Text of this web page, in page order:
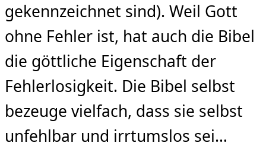
gekennzeichnet sind). Weil Gott
ohne Fehler ist, hat auch die Bibel
die göttliche Eigenschaft der
Fehlerlosigkeit. Die Bibel selbst
bezeuge vielfach, dass sie selbst
unfehlbar und irrtumslos sei…